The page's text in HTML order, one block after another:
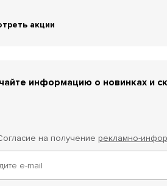
акции
информацию о новинках и
на получение рекламно-